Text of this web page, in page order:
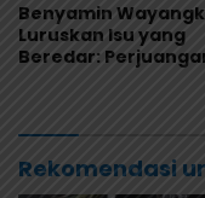
Benyamin
Luruskan Isu yang
Beredar:
Rekomendasi